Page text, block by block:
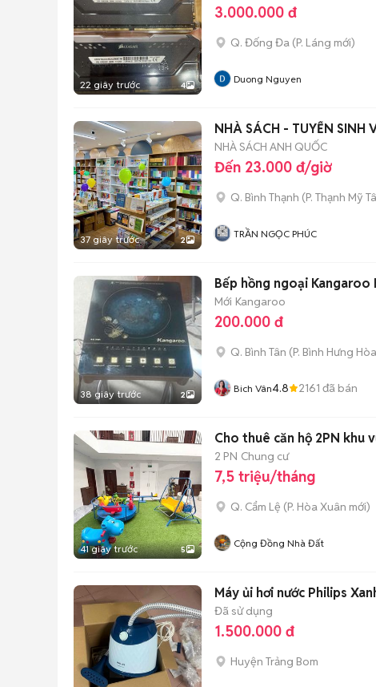
22 giây trước 4
3.000.000 đ
Q. Đống Đa (P. Láng mới)
Duong Nguyen
37 giây trước 2
NHÀ SÁCH - TUYỂN SINH
NHÀ SÁCH ANH QUỐC
Đến 23.000 đ/giờ
Q. Bình Thạnh (P. Thạnh Mỹ
TRẦN NGỌC PHÚC
38 giây trước 2
Bếp hồng ngoại Kangaroo
Mới Kangaroo
200.000 đ
Q. Bình Tân (P. Bình Hưng Hòa
Bich Vân4.8 2161 đã bán
41 giây trước 5
Cho thuê căn hộ 2PN khu
2 PN Chung cư
7,5 triệu/tháng
Q. Cẩm Lệ (P. Hòa Xuân mới)
Cộng Đồng Nhà Đất
Máy ủi hơi nước Philips
Đã sử dụng
1.500.000 đ
Huyện Trảng Bom